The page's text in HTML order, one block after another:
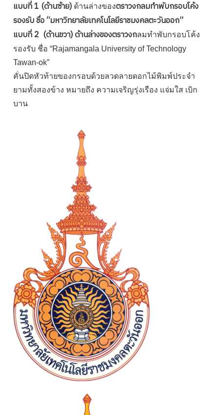
แบบที่ 1 (ด้านซ้าย) ด้านล่างของตราวงกลมทำพับกรอบโค้ง
รองรับ ชื่อ “มหาวิทยาลัยเทคโนโลยีราชมงคลตะวันออก”
แบบที่ 2 (ด้านขวา) ด้านล่างของตราวงกลมทำพับกรอบโค้ง
รองรับ ชื่อ “Rajamangala University of Technology
Tawan-ok”
คั่นปิดหัวท้ายของกรอบด้วยลวดลายดอกไม้พิมพ์ประจำ
ยามทั้งสองข้าง หมายถึง ความเจริญรุ่งเรือง แจ่มใส เบิก
บาน